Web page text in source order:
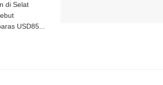
di Selat
USD85...